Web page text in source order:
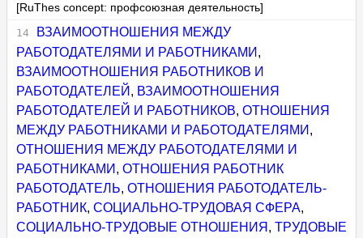
[RuThes concept: профсоюзная деятельность]
ВЗАИМООТНОШЕНИЯ МЕЖДУ
РАБОТОДАТЕЛЯМИ И РАБОТНИКАМИ ,
ВЗАИМООТНОШЕНИЯ РАБОТНИКОВ И
РАБОТОДАТЕЛЕЙ , ВЗАИМООТНОШЕНИЯ
РАБОТОДАТЕЛЕЙ И РАБОТНИКОВ,ОТНОШЕНИЯ
МЕЖДУ РАБОТНИКАМИ И РАБОТОДАТЕЛЯМИ ,
ОТНОШЕНИЯ МЕЖДУ РАБОТОДАТЕЛЯМИ И
РАБОТНИКАМИ ,ОТНОШЕНИЯ РАБОТНИК
РАБОТОДАТЕЛЬ,ОТНОШЕНИЯ РАБОТОДАТЕЛЬ-
РАБОТНИК,СОЦИАЛЬНО-ТРУДОВАЯ СФЕРА,
СОЦИАЛЬНО-ТРУДОВЫЕ ОТНОШЕНИЯ ,ТРУДОВЫЕ